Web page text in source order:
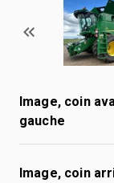
Image, coin
gauche
Image, coin